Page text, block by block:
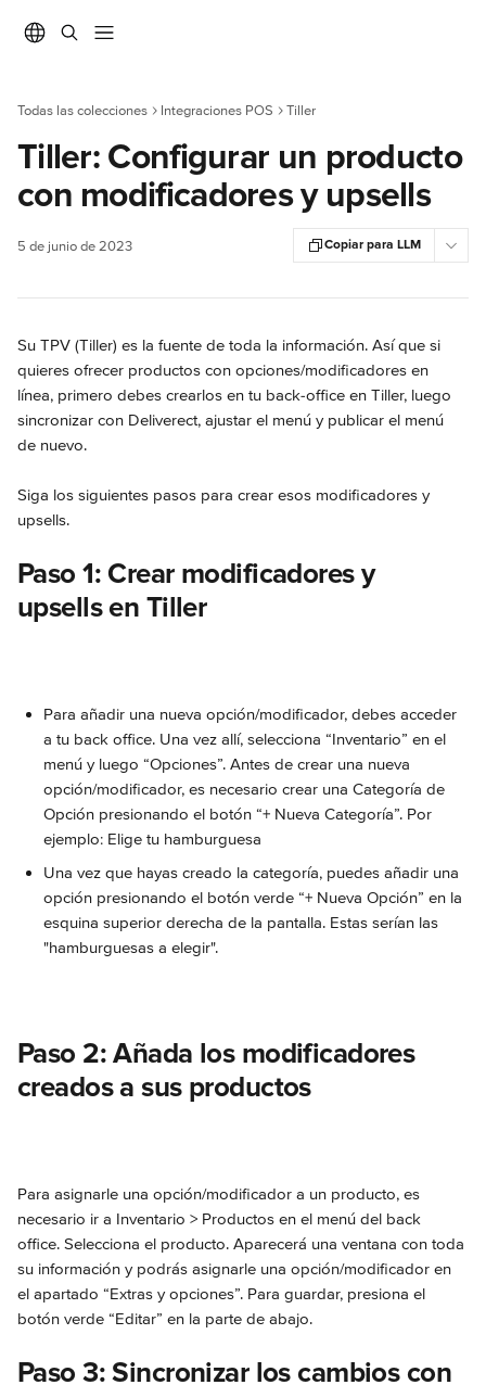
Todas las colecciones Integraciones POS Tiller
Tiller: Configurar un producto
con modificadores y upsells
5 de junio de 2023 Copiar para LLM
Su TPV (Tiller) es la fuente de toda la información. Así que si
quieres ofrecer productos con opciones/modificadores en
línea, primero debes crearlos en tu back-office en Tiller, luego
sincronizar con Deliverect, ajustar el menú y publicar el menú
de nuevo.
Siga los siguientes pasos para crear esos modificadores y
upsells.
Paso 1: Crear modificadores y
upsells en Tiller
Para añadir una nueva opción/modificador, debes acceder
a tu back office. Una vez allí, selecciona “Inventario” en el
menú y luego “Opciones”. Antes de crear una nueva
opción/modificador, es necesario crear una Categoría de
Opción presionando el botón “+ Nueva Categoría”. Por
ejemplo: Elige tu hamburguesa
Una vez que hayas creado la categoría, puedes añadir una
opción presionando el botón verde “+ Nueva Opción” en la
esquina superior derecha de la pantalla. Estas serían las
"hamburguesas a elegir".
Paso 2: Añada los modificadores
creados a sus productos
Para asignarle una opción/modificador a un producto, es
necesario ir a Inventario > Productos en el menú del back
office. Selecciona el producto. Aparecerá una ventana con toda
su información y podrás asignarle una opción/modificador en
el apartado “Extras y opciones”. Para guardar, presiona el
botón verde “Editar” en la parte de abajo.
Paso 3: Sincronizar los cambios con